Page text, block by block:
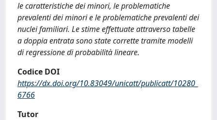
le caratteristiche dei minori, le problematiche
prevalenti dei minori e le problematiche prevalenti dei
nuclei familiari. Le stime effettuate attraverso tabelle
a doppia entrata sono state corrette tramite modelli
di regressione di probabilità lineare.
Codice DOI
https://dx.doi.org/10.83049/unicatt/publicatt/10280_
6766
Tutor